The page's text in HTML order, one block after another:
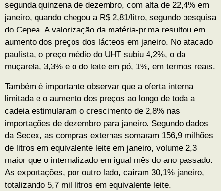
segunda quinzena de dezembro, com alta de 22,4% em
janeiro, quando chegou a R$ 2,81/litro, segundo pesquisa
do Cepea. A valorização da matéria-prima resultou em
aumento dos preços dos lácteos em janeiro. No atacado
paulista, o preço médio do UHT subiu 4,2%, o da
muçarela, 3,3% e o do leite em pó, 1%, em termos reais.
Também é importante observar que a oferta interna
limitada e o aumento dos preços ao longo de toda a
cadeia estimularam o crescimento de 2,8% nas
importações de dezembro para janeiro. Segundo dados
da Secex, as compras externas somaram 156,9 milhões
de litros em equivalente leite em janeiro, volume 2,3
maior que o internalizado em igual mês do ano passado.
As exportações, por outro lado, caíram 30,1% janeiro,
totalizando 5,7 mil litros em equivalente leite.